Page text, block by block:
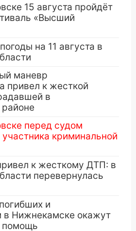
15 августа пройдёт
«Высший
на 11 августа в
маневр
привел к жесткой
в
перед судом
криминальной
к жесткому ДТП: в
перевернулась
и
в Нижнекамске окажут
помощь